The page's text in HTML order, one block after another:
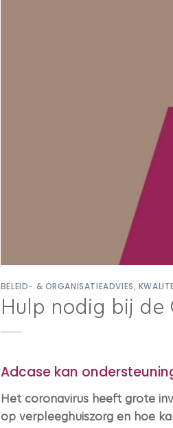
BELEID- & ORGANISATIEADVIES,
Hulp nodig bij de
Adcase kan
Het coronavirus heeft grote
op verpleeghuiszorg en hoe